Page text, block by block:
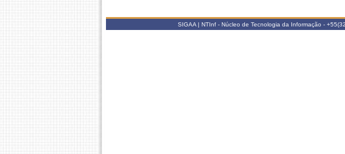
SIGAA | NTInf - Núcleo de Tecnologia da Informação -